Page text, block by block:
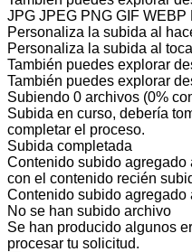
JPG JPEG PNG GIF WEBP
Personaliza la subida al
Personaliza la subida al
También puedes explorar
También puedes explorar
Subiendo 0 archivos (0%
Subida en curso, debería
completar el proceso.
Subida completada
Contenido subido agregado
con el contenido recién
Contenido subido agregado
No se han subido archivo
Se han producido algunos
procesar tu solicitud.